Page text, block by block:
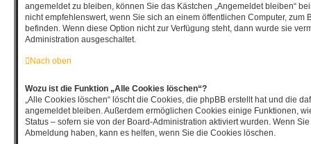
angemeldet zu bleiben, können Sie das Kästchen „Angemeldet bleiben“
nicht empfehlenswert, wenn Sie sich an einem öffentlichen Computer, zum
befinden. Wenn diese Option nicht zur Verfügung steht, dann wurde sie
Administration ausgeschaltet.
Nach oben
Wozu ist die Funktion „Alle Cookies löschen“?
„Alle Cookies löschen“ löscht die Cookies, die phpBB erstellt hat und die
angemeldet bleiben. Außerdem ermöglichen Cookies einige Funktionen,
Status – sofern sie von der Board-Administration aktiviert wurden. Wenn
Abmeldung haben, kann es helfen, wenn Sie die Cookies löschen.